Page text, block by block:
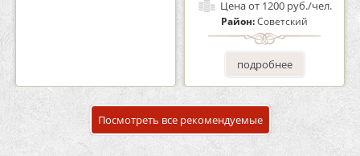
Ценаот 1200 руб./чел.
Район:Советский
подробнее
Посмотреть все рекомендуемые